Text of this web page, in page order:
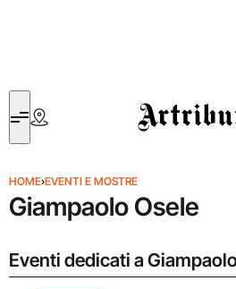
Artribune
HOME›EVENTI E MOSTRE
Giampaolo Osele
Eventi dedicati a